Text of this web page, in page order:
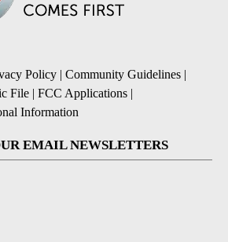
Policy | Community Guidelines |
File | FCC Applications |
Information
EMAIL NEWSLETTERS